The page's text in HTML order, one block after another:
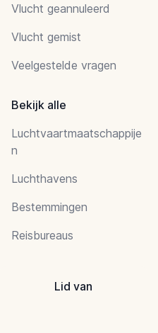
Vlucht geannuleerd
Vlucht gemist
Veelgestelde vragen
Bekijk alle
Luchtvaartmaatschappije
n
Luchthavens
Bestemmingen
Reisbureaus
Lid van